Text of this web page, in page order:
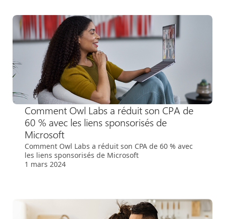
Comment Owl Labs a réduit son CPA de
60 % avec les liens sponsorisés de
Microsoft
Comment Owl Labs a réduit son CPA de 60 % avec
les liens sponsorisés de Microsoft
1 mars 2024